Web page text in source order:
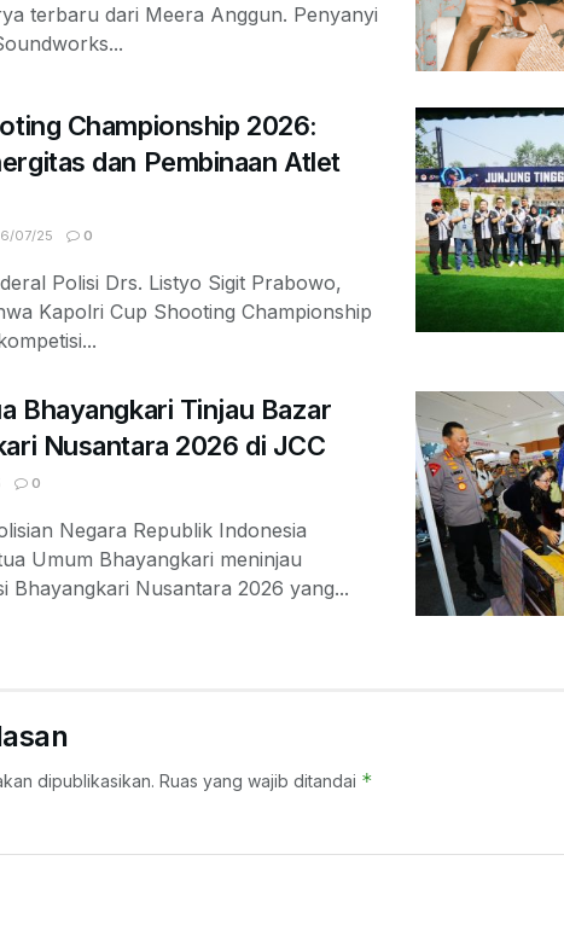
terbaru dari Meera Anggun. Penyanyi
Championship 2026:
dan Pembinaan Atlet
07/25 0
Polisi Drs. Listyo Sigit Prabowo,
Kapolri Cup Shooting Championship
Bhayangkari Tinjau Bazar
Nusantara 2026 di JCC
0
Negara Republik Indonesia
Umum Bhayangkari meninjau
Bhayangkari Nusantara 2026 yang...
dipublikasikan. Ruas yang wajib ditandai *